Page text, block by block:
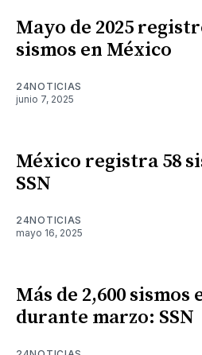
Mayo de 2025
sismos en México
24NOTICIAS
junio 7, 2025
México registra 58
SSN
24NOTICIAS
mayo 16, 2025
Más de 2,600 sismos
durante marzo: SSN